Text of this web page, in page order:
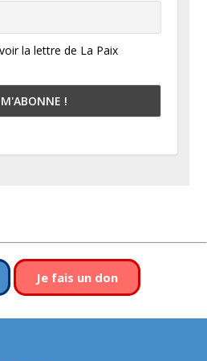
la lettre de La Paix
Je fais un don